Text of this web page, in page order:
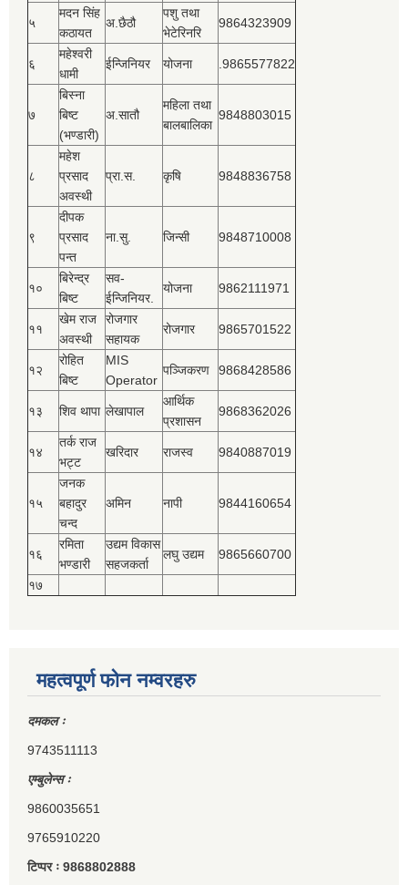
५
मदन सिंह
कठायत
अ.छैठौ
पशु तथा
भेटेरिनरि
9864323909
६
महेश्‍वरी
धामी
ईन्जिनियर योजना .9865577822
७
बिस्‍ना
बिष्‍ट
(भण्डारी)
अ.सातौ
महिला तथा
बालबालिका
9848803015
८
महेश
प्रसाद
अवस्थी
प्रा.स. कृषि 9848836758
९
दीपक
प्रसाद
पन्त
ना.सु. जिन्सी 9848710008
१०
बिरेन्द्र
बिष्‍ट
सव-
ईन्जिनियर.
योजना 9862111971
११
खेम राज
अवस्थी
रोजगार
सहायक
रोजगार 9865701522
१२
रोहित
बिष्‍ट
MIS
Operator
पञ्‍जिकरण 9868428586
१३ शिव थापा लेखापाल
आर्थिक
प्रशासन
9868362026
१४
तर्क राज
भट्ट
खरिदार राजस्‍व 9840887019
१५
जनक
बहादुर
चन्द
अमिन नापी 9844160654
१६
रमिता
भण्डारी
उद्यम विकास
सहजकर्ता
लघु उद्यम 9865660700
१७
महत्वपूर्ण फोन नम्वरहरु
दमकल ः
9743511113
एम्बुलेन्स ः
9860035651
9765910220
टिप्पर ः 9868802888